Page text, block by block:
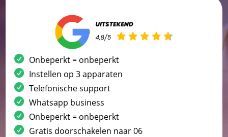
Onbeperkt = onbeperkt
Instellen op 3 apparaten
Telefonische support
Whatsapp business
Onbeperkt = onbeperkt
Gratis doorschakelen naar 06